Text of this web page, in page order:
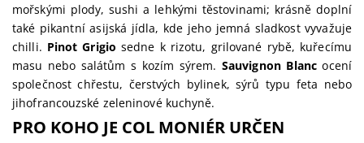
mořskými plody, sushi a lehkými těstovinami; krásně doplní
také pikantní asijská jídla, kde jeho jemná sladkost vyvažuje
chilli. Pinot Grigio sedne k rizotu, grilované rybě, kuřecímu
masu nebo salátům s kozím sýrem. Sauvignon Blancocení
společnost chřestu, čerstvých bylinek, sýrů typu feta nebo
jihofrancouzské zeleninové kuchyně.
PRO KOHO JE COL MONIÉR URČEN